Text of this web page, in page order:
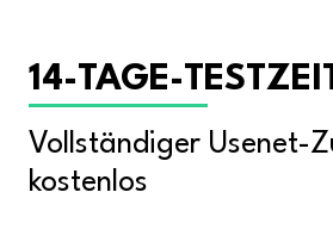
14-TAGE-
Vollständiger Usenet-
kostenlos